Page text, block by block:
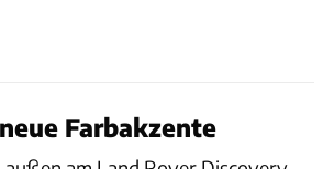
Farbakzente